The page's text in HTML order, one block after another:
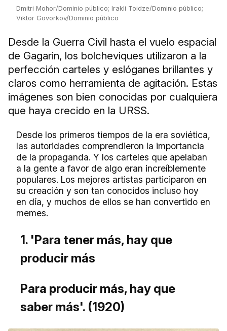
Dmitri Mohor/Dominio público; Irakli Toidze/Dominio público;
Viktor Govorkov/Dominio público
Desde la Guerra Civil hasta el vuelo espacial
de Gagarin, los bolcheviques utilizaron a la
perfección carteles y eslóganes brillantes y
claros como herramienta de agitación. Estas
imágenes son bien conocidas por cualquiera
que haya crecido en la URSS.
Desde los primeros tiempos de la era soviética,
las autoridades comprendieron la importancia
de la propaganda. Y los carteles que apelaban
a la gente a favor de algo eran increíblemente
populares. Los mejores artistas participaron en
su creación y son tan conocidos incluso hoy
en día, y muchos de ellos se han convertido en
memes.
1. 'Para tener más, hay que
producir más
Para producir más, hay que
saber más'. (1920)